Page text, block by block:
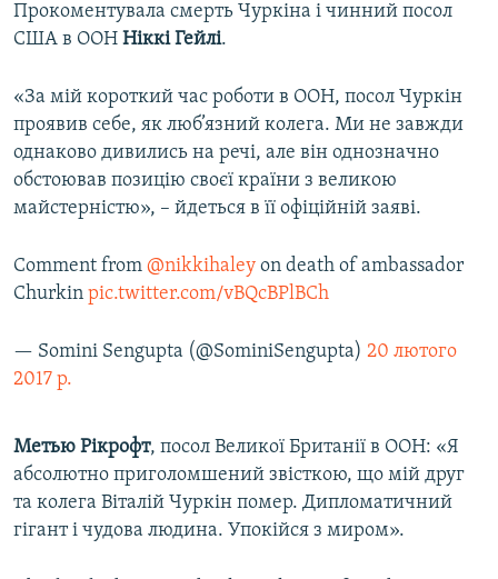
Прокоментувала смерть Чуркіна і чинний посол
США в ООН Ніккі Гейлі.
«За мій короткий час роботи в ООН, посол Чуркін
проявив себе, як люб’язний колега. Ми не завжди
однаково дивились на речі, але він однозначно
обстоював позицію своєї країни з великою
майстерністю», – йдеться в її офіційній заяві.
Comment from @nikkihaley on death of ambassador
Churkin pic.twitter.com/vBQcBPlBCh
— Somini Sengupta (@SominiSengupta) 20 лютого
2017 р.
Метью Рікрофт, посол Великої Британії в ООН: «Я
абсолютно приголомшений звісткою, що мій друг
та колега Віталій Чуркін помер. Дипломатичний
гігант і чудова людина. Упокійся з миром».